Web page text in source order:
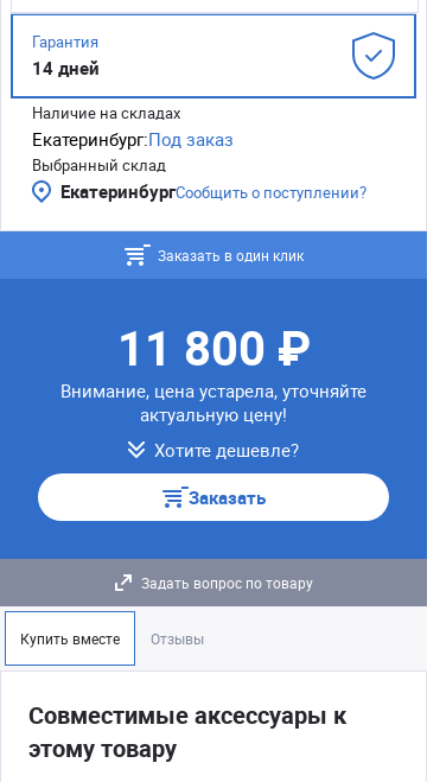
Гарантия
14 дней
Наличие на складах
Екатеринбург:Под заказ
Выбранный склад
ЕкатеринбургСообщить о поступлении?
Заказать в один клик
11 800 ₽
Внимание, цена устарела, уточняйте
актуальную цену!
Хотите дешевле?
Заказать
Задать вопрос по товару
Купить вместе Отзывы
Совместимые аксессуары к
этому товару